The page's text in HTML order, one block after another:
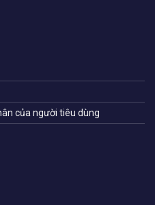
của người tiêu dùng